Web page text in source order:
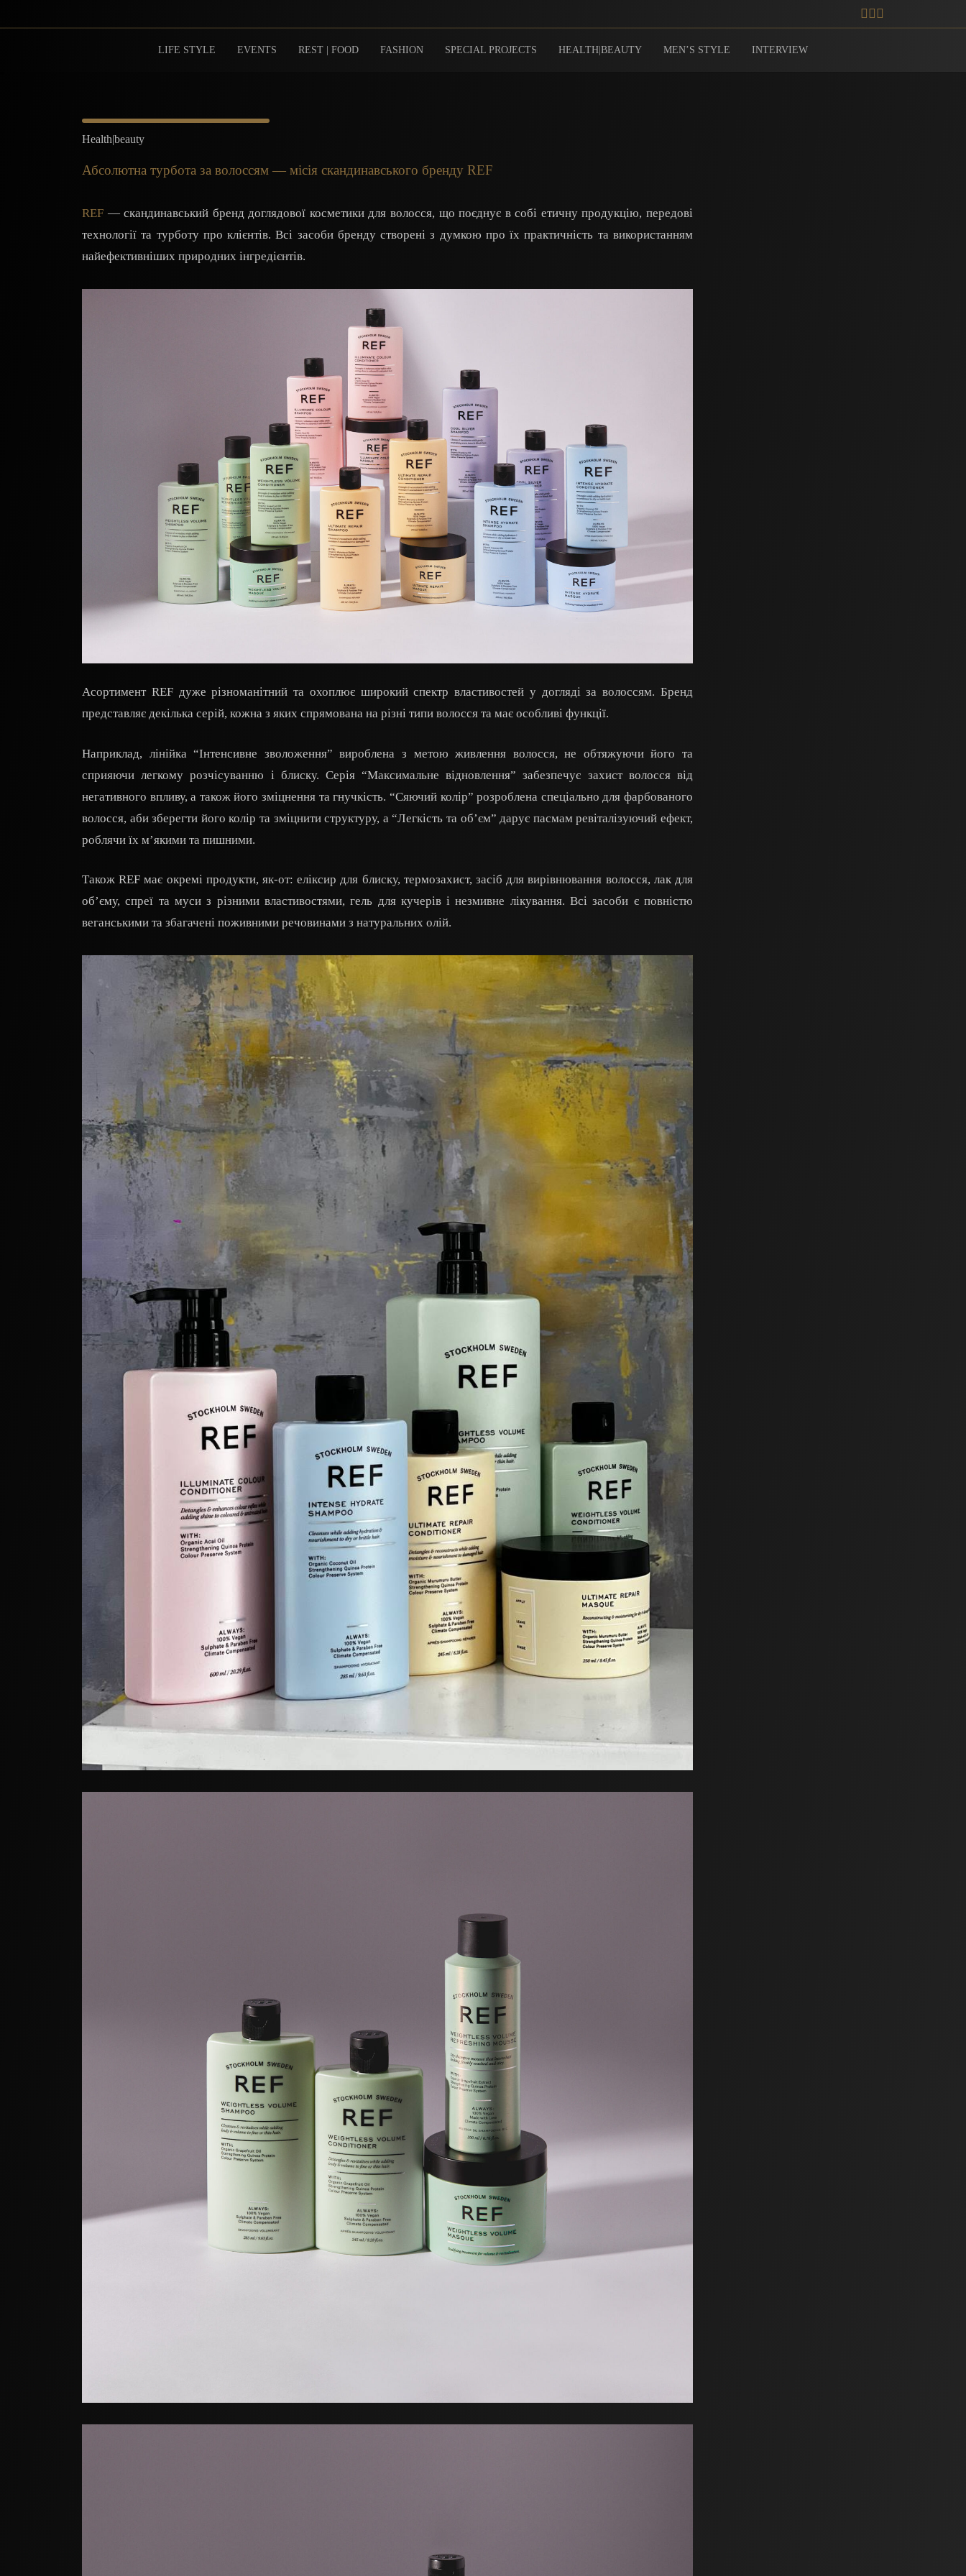
LIFE STYLE EVENTS REST | FOOD FASHION SPECIAL PROJECTS HEALTH|BEAUTY MEN’S STYLE INTERVIEW
Health|beauty
Абсолютна турбота за волоссям — місія скандинавського бренду REF
REF — скандинавський бренд доглядової косметики для волосся, що поєднує в собі етичну продукцію, передові
технології та турботу про клієнтів. Всі засоби бренду створені з думкою про їх практичність та використанням
найефективніших природних інгредієнтів.
Асортимент REF дуже різноманітний та охоплює широкий спектр властивостей у догляді за волоссям. Бренд
представляє декілька серій, кожна з яких спрямована на різні типи волосся та має особливі функції.
Наприклад, лінійка “Інтенсивне зволоження” вироблена з метою живлення волосся, не обтяжуючи його та
сприяючи легкому розчісуванню і блиску. Серія “Максимальне відновлення” забезпечує захист волосся від
негативного впливу, а також його зміцнення та гнучкість. “Сяючий колір” розроблена спеціально для фарбованого
волосся, аби зберегти його колір та зміцнити структуру, а “Легкість та об’єм” дарує пасмам ревіталізуючий ефект,
роблячи їх м’якими та пишними.
Також REF має окремі продукти, як-от: еліксир для блиску, термозахист, засіб для вирівнювання волосся, лак для
об’єму, спреї та муси з різними властивостями, гель для кучерів і незмивне лікування. Всі засоби є повністю
веганськими та збагачені поживними речовинами з натуральних олій.